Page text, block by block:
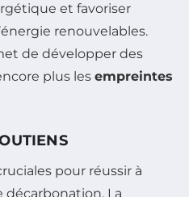
et favoriser
renouvelables.
de développer des
plus les empreintes
pour réussir à
La